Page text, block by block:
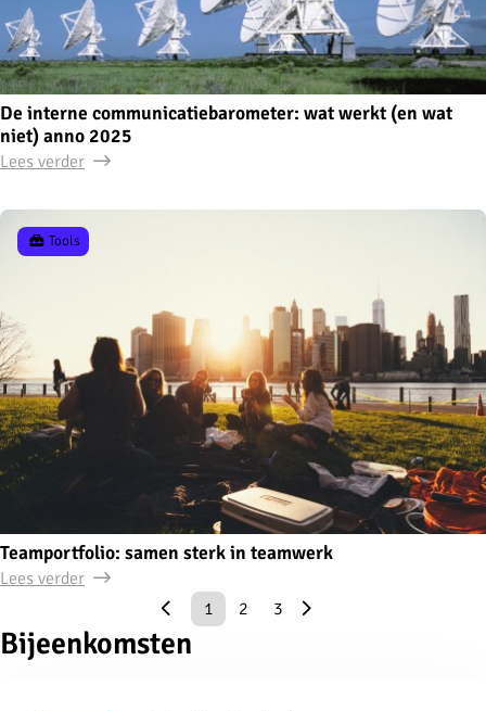
De interne communicatiebarometer: wat werkt (en wat
niet) anno 2025
Lees verder
Teamportfolio: samen sterk in teamwerk
Tools
Lees verder
1
2 3
Bijeenkomsten